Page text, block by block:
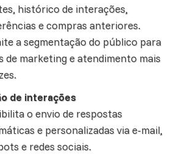
histórico de interações,
e compras anteriores.
a segmentação do público para
de marketing e atendimento mais
de interações
o envio de respostas
e personalizadas via e-mail,
e redes sociais.